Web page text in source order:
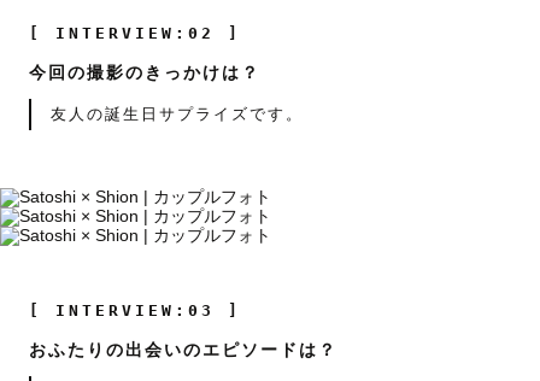
[ INTERVIEW:02 ]
今回の撮影のきっかけは？
友人の誕生日サプライズです。
[ INTERVIEW:03 ]
おふたりの出会いのエピソードは？